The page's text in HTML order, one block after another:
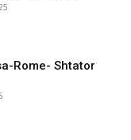
Rome- Shtator